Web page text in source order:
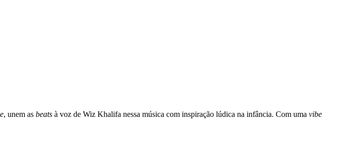
, unem as beats à voz de Wiz Khalifa nessa música com inspiração lúdica na infância. Com uma vibe